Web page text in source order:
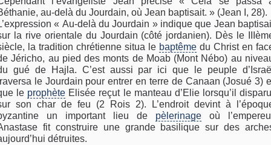
au-delà du Jourdain, où Jean baptisait. » (Jean I, 28).
« Au-delà du Jourdain » indique que Jean
la rive orientale du Jourdain (côté jordanien). Dès le
la tradition chrétienne situa le baptême du Christ en
Jéricho, au pied des monts de Moab (Mont Nébo) au
gué de Hajla. C’est aussi par ici que le peuple
le Jourdain pour entrer en terre de Canaan (Josué 3)
le prophète Elisée reçut le manteau d’Elie lorsqu’il
son char de feu (2 Rois 2). L’endroit devint à
un important lieu de pèlerinage où
fit construire une grande basilique sur des
détruites.